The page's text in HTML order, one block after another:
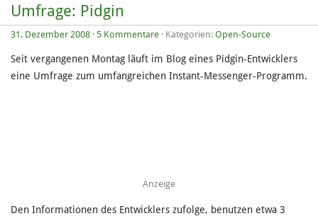
Umfrage: Pidgin
31. Dezember 2008 · 5 Kommentare · Kategorien: Open-Source
Seit vergangenen Montag läuft im Blog eines Pidgin-Entwicklers
eine Umfrage zum umfangreichen Instant-Messenger-Programm.
Anzeige
Den Informationen des Entwicklers zufolge, benutzen etwa 3